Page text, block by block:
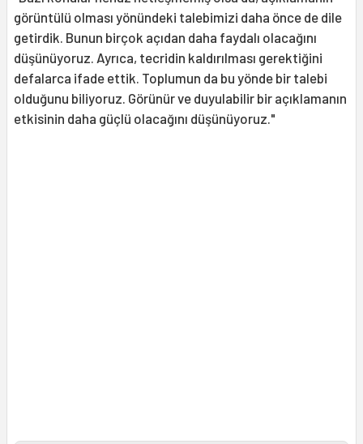
görüntülü olması yönündeki talebimizi daha önce de dile
getirdik. Bunun birçok açıdan daha faydalı olacağını
düşünüyoruz. Ayrıca, tecridin kaldırılması gerektiğini
defalarca ifade ettik. Toplumun da bu yönde bir talebi
olduğunu biliyoruz. Görünür ve duyulabilir bir açıklamanın
etkisinin daha güçlü olacağını düşünüyoruz."